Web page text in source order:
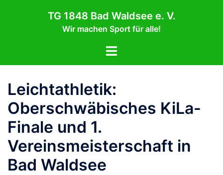
TG 1848 Bad Waldsee e. V.
Wir machen Sport für alle!
Menü
Leichtathletik:
Oberschwäbisches KiLa-
Finale und 1.
Vereinsmeisterschaft in
Bad Waldsee